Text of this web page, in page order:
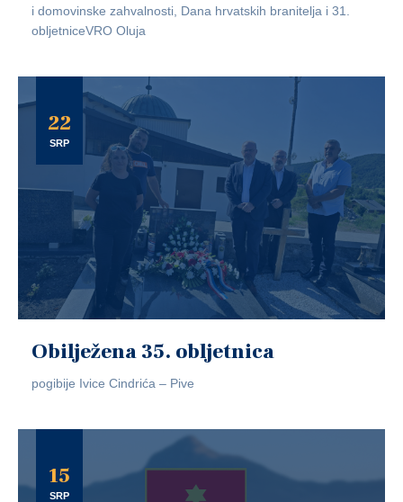
i domovinske zahvalnosti, Dana hrvatskih branitelja i 31.
obljetniceVRO Oluja
22
SRP
Obilježena 35. obljetnica
pogibije Ivice Cindrića – Pive
15
SRP